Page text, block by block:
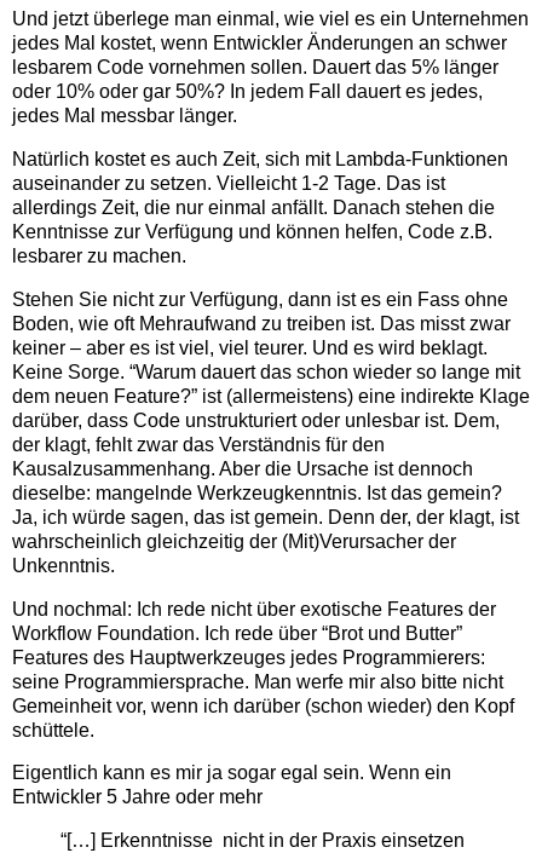
Und jetzt überlege man einmal, wie viel es ein Unternehmen
jedes Mal kostet, wenn Entwickler Änderungen an schwer
lesbarem Code vornehmen sollen. Dauert das 5% länger
oder 10% oder gar 50%? In jedem Fall dauert es jedes,
jedes Mal messbar länger.
Natürlich kostet es auch Zeit, sich mit Lambda-Funktionen
auseinander zu setzen. Vielleicht 1-2 Tage. Das ist
allerdings Zeit, die nur einmal anfällt. Danach stehen die
Kenntnisse zur Verfügung und können helfen, Code z.B.
lesbarer zu machen.
Stehen Sie nicht zur Verfügung, dann ist es ein Fass ohne
Boden, wie oft Mehraufwand zu treiben ist. Das misst zwar
keiner – aber es ist viel, viel teurer. Und es wird beklagt.
Keine Sorge. “Warum dauert das schon wieder so lange mit
dem neuen Feature?” ist (allermeistens) eine indirekte Klage
darüber, dass Code unstrukturiert oder unlesbar ist. Dem,
der klagt, fehlt zwar das Verständnis für den
Kausalzusammenhang. Aber die Ursache ist dennoch
dieselbe: mangelnde Werkzeugkenntnis. Ist das gemein?
Ja, ich würde sagen, das ist gemein. Denn der, der klagt, ist
wahrscheinlich gleichzeitig der (Mit)Verursacher der
Unkenntnis.
Und nochmal: Ich rede nicht über exotische Features der
Workflow Foundation. Ich rede über “Brot und Butter”
Features des Hauptwerkzeuges jedes Programmierers:
seine Programmiersprache. Man werfe mir also bitte nicht
Gemeinheit vor, wenn ich darüber (schon wieder) den Kopf
schüttele.
Eigentlich kann es mir ja sogar egal sein. Wenn ein
Entwickler 5 Jahre oder mehr
“[…] Erkenntnisse nicht in der Praxis einsetzen